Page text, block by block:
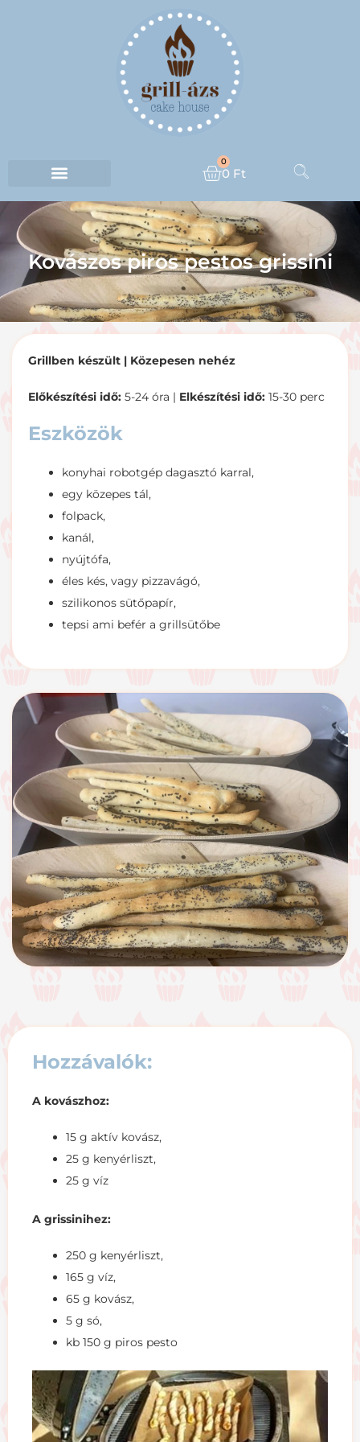
0 Ft
0
Kovászos piros pestos grissini
Grillben készült | Közepesen nehéz
Előkészítési idő: 5-24 óra | Elkészítési idő: 15-30 perc
Eszközök
konyhai robotgép dagasztó karral,
egy közepes tál,
folpack,
kanál,
nyújtófa,
éles kés, vagy pizzavágó,
szilikonos sütőpapír,
tepsi ami befér a grillsütőbe
Hozzávalók:
A kovászhoz:
15 g aktív kovász,
25 g kenyérliszt,
25 g víz
A grissinihez:
250 g kenyérliszt,
165 g víz,
65 g kovász,
5 g só,
kb 150 g piros pesto